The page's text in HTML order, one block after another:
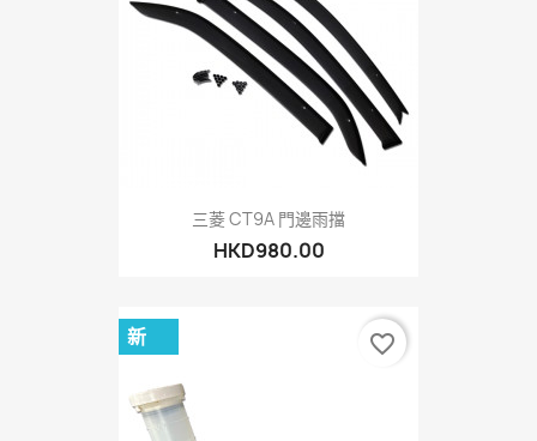
三菱 CT9A 門邊雨擋
HKD980.00
新 favorite_border